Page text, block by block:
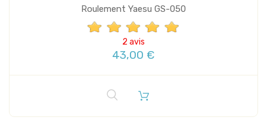
Roulement Yaesu GS-050
2 avis
43,00 €